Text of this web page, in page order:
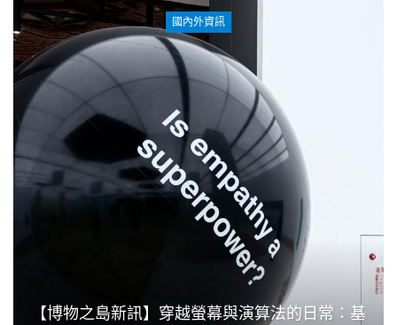
國內外資訊
【博物之島新訊】穿越螢幕與演算法的日常：基